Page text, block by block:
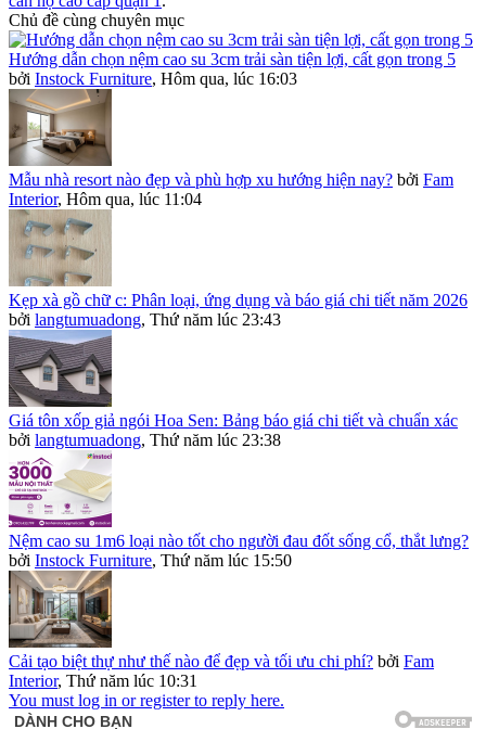
Chủ đề cùng chuyên mục
Hướng dẫn chọn nệm cao su 3cm trải sàn tiện lợi, cất gọn trong 5
bởi Instock Furniture, Hôm qua, lúc 16:03
Mẫu nhà resort nào đẹp và phù hợp xu hướng hiện nay? bởi Fam
Interior, Hôm qua, lúc 11:04
Kẹp xà gồ chữ c: Phân loại, ứng dụng và báo giá chi tiết năm 2026
bởi langtumuadong, Thứ năm lúc 23:43
Giá tôn xốp giả ngói Hoa Sen: Bảng báo giá chi tiết và chuẩn xác
bởi langtumuadong, Thứ năm lúc 23:38
Nệm cao su 1m6 loại nào tốt cho người đau đốt sống cổ, thắt lưng?
bởi Instock Furniture, Thứ năm lúc 15:50
Cải tạo biệt thự như thế nào để đẹp và tối ưu chi phí? bởi Fam
Interior, Thứ năm lúc 10:31
You must log in or register to reply here.